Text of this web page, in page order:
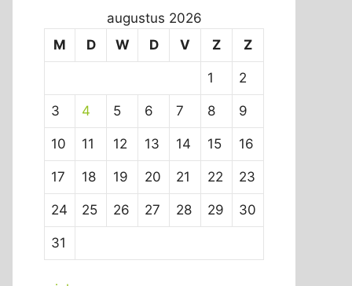
augustus 2026
M
D W D V Z Z
1 2
3 4 5 6 7 8 9
10 11 12 13 14 15 16
17 18 19 20 21 22 23
24 25 26 27 28 29 30
31